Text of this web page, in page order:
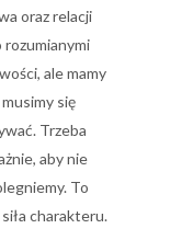
oraz relacji
ale mamy
się
Trzeba
aby nie
To
charakteru.